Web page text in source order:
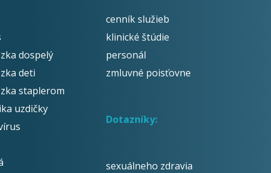
dospelý
deti
staplerom
uzdičky
cenník služieb
klinické štúdie
personál
zmluvné poisťovne
Dotazníky:
sexuálneho zdravia